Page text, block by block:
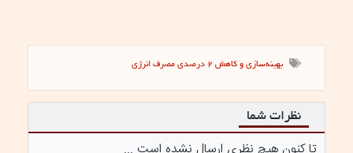
بهینه‌سازی و کاهش 2 درصدی مصرف انرژی
نظرات شما